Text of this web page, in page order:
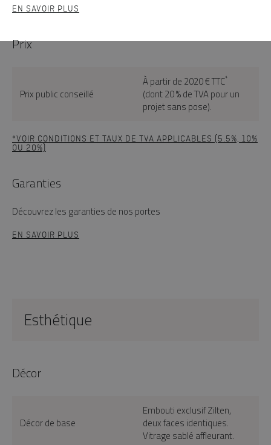
EN SAVOIR PLUS
Prix
Prix public conseillé
À partir de 2020 € TTC*
(dont 20 % de TVA pour un
projet sans pose).
*VOIR CONDITIONS ET TAUX DE TVA APPLICABLES (5.5%, 10%
OU 20%)
Garanties
Découvrez les garanties de nos portes
EN SAVOIR PLUS
Esthétique
Décor
Décor de base
Embouti exclusif Zilten,
deux faces identiques.
Vitrage sablé affleurant.